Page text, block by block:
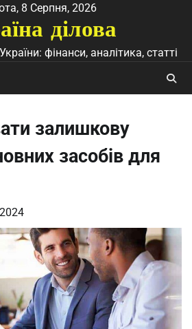
8 Серпня, 2026
ділова
фінанси, аналітика, статті
залишкову
засобів для